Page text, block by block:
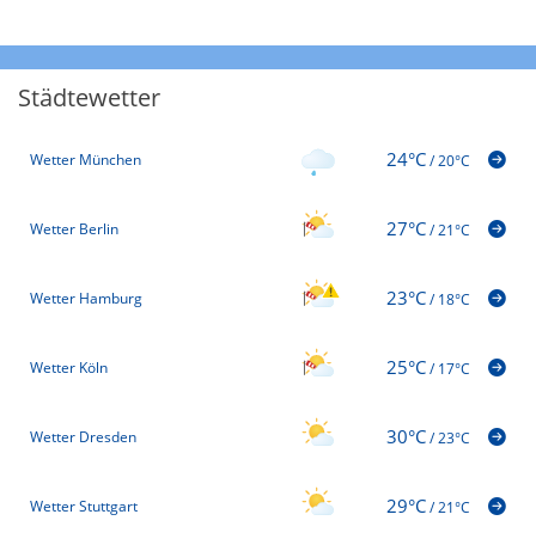
Städtewetter
Wetter München 24°C/20°C
Wetter Berlin 27°C/21°C
Wetter Hamburg 23°C/18°C
Wetter Köln 25°C/17°C
Wetter Dresden 30°C/23°C
Wetter Stuttgart 29°C/21°C